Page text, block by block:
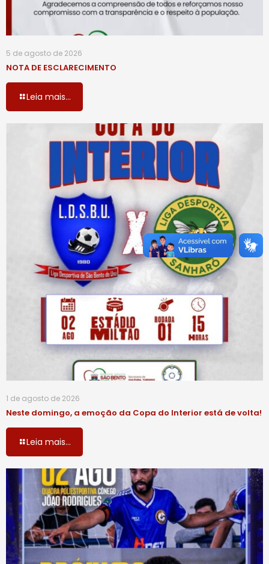
5 de agosto de 2026
NOTA DE ESCLARECIMENTO
Leia mais...
1 de agosto de 2026
Neste domingo, a emoção da Copa do Interior está de volta!
Leia mais...